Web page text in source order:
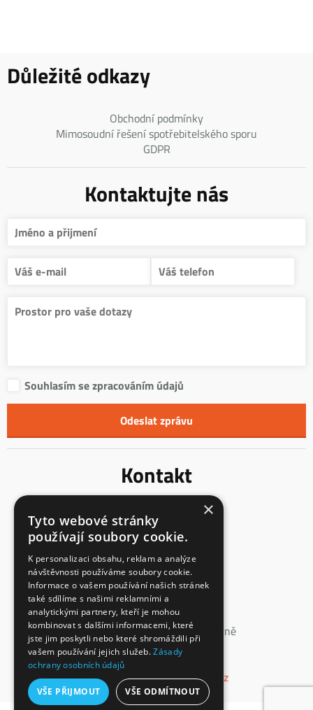
Důležité odkazy
Obchodní podmínky
Mimosoudní řešení spotřebitelského sporu
GDPR
Kontaktujte nás
Souhlasím se zpracováním údajů
Kontakt
Mladoňovice 65
675 32, okres Třebíč
Česká Republika
IČ: 23855991
DIČ: CZ23855991
spisová značka: C 147862
vedená u Krajského soudu v Brně
+420 774 660 532
info@interierove-schodiste.cz
×
Tyto webové stránky
používají soubory cookie.
K personalizaci obsahu, reklam a analýze
návštěvnosti používáme soubory cookie.
Informace o vašem používání našich stránek
také sdílíme s našimi reklamními a
analytickými partnery, kteří je mohou
kombinovat s dalšími informacemi, které
jste jim poskytli nebo které shromáždili při
vašem používání jejich služeb.Zásady
ochrany osobních údajů
VŠE PŘIJMOUT VŠE ODMÍTNOUT